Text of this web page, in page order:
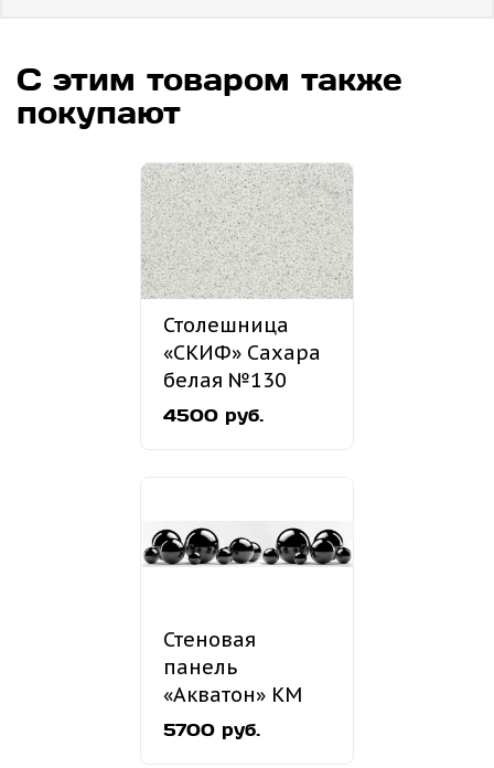
С этим товаром также
покупают
Столешница
«СКИФ» Сахара
белая №130
4500 руб.
Стеновая
панель
«Акватон» КМ
34
5700 руб.